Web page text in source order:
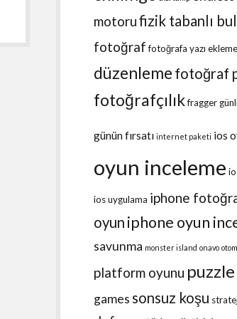
motorufizik tabanlı
fotoğraf fotoğrafa yazı ekleme
düzenleme fotoğraf
fotoğrafçılıkfragger
günün fırsatı internet paketi ios
oyun inceleme
ios uygulama iphone
oyun iphone oyun
savunma monster island onavo
platform oyunu puzzle
games sonsuz koşu